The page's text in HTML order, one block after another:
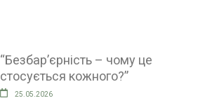
“Безбар’єрність – чому це
стосується кожного?”
25.05.2026